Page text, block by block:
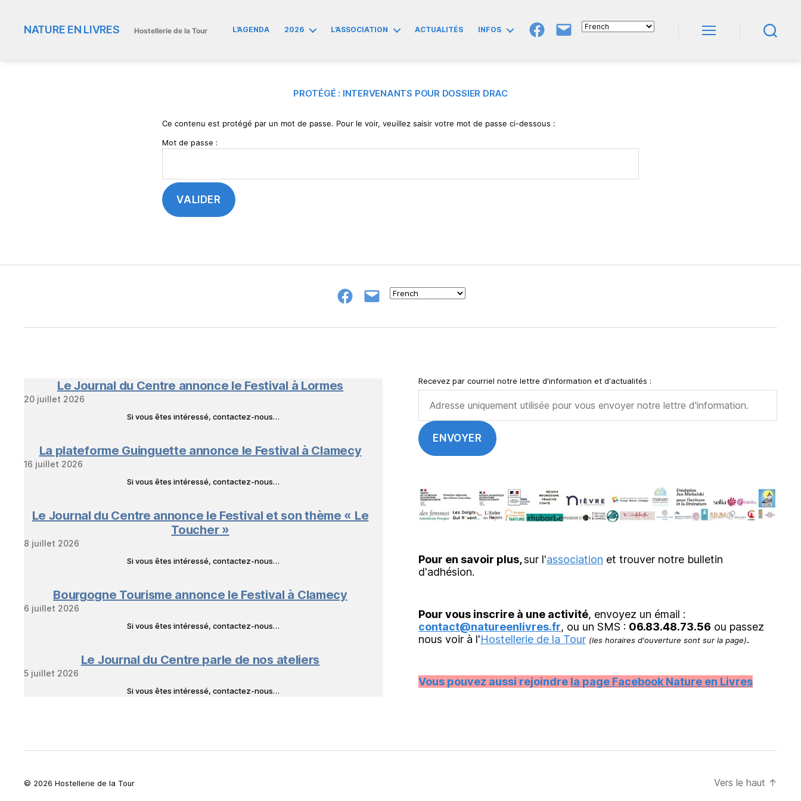
NATURE EN LIVRES Hostellerie de la Tour L’AGENDA 2026 L’ASSOCIATION ACTUALITÉS INFOS
GroupeE-
PROTÉGÉ : INTERVENANTS POUR DOSSIER DRAC
Ce contenu est protégé par un mot de passe. Pour le voir, veuillez saisir votre mot de passe ci-dessous :
Mot de passe :
GroupeE-
Le Journal du Centre annonce le Festival à Lormes
20 juillet 2026
Si vous êtes intéressé, contactez-nous…
La plateforme Guinguette annonce le Festival à Clamecy
16 juillet 2026
Si vous êtes intéressé, contactez-nous…
Le Journal du Centre annonce le Festival et son thème « Le
Toucher »
8 juillet 2026
Si vous êtes intéressé, contactez-nous…
Bourgogne Tourisme annonce le Festival à Clamecy
6 juillet 2026
Si vous êtes intéressé, contactez-nous…
Le Journal du Centre parle de nos ateliers
5 juillet 2026
Si vous êtes intéressé, contactez-nous…
Recevez par courriel notre lettre d'information et d'actualités :
Pour en savoir plus,sur l'association et trouver notre bulletin
d'adhésion.
Pour vous inscrire à une activité, envoyez un émail :
contact@natureenlivres.fr, ou un SMS : 06.83.48.73.56 ou passez
nous voir à l'Hostellerie de la Tour (les horaires d'ouverture sont sur la page).
Vous pouvez aussi rejoindre la page Facebook Nature en Livres
© 2026 Hostellerie de la Tour Vers le haut ↑